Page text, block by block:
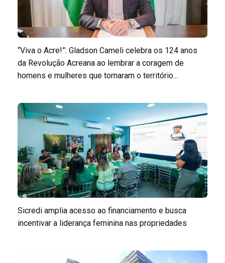
“Viva o Acre!”: Gladson Cameli celebra os 124 anos
da Revolução Acreana ao lembrar a coragem de
homens e mulheres que tornaram o território...
Sicredi amplia acesso ao financiamento e busca
incentivar a liderança feminina nas propriedades